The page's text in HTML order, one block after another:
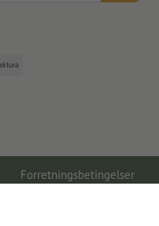
Forretningsbetingelser